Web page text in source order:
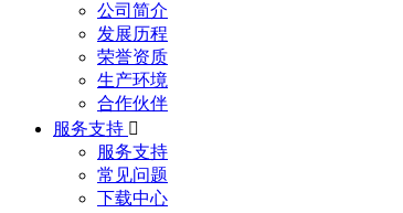
公司简介
发展历程
荣誉资质
生产环境
合作伙伴
服务支持 
服务支持
常见问题
下载中心